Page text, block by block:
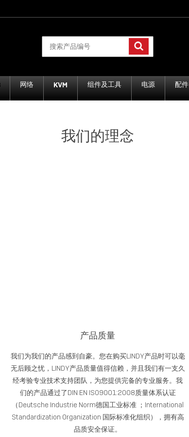
网络 KVM 组件及工具 电源 配件
我们的理念
产品质量
我们为我们的产品感到自豪。您在购买LINDY产品时可以毫
无后顾之忧，LINDY产品质量值得信赖，并且我们有一支久
经考验专业技术支持团队，为您提供完备的专业服务。我
们的产品通过了DIN EN ISO9001:2008质量体系认证
（Deutsche Industrie Norm德国工业标准 ；International
Standardization Organization 国际标准化组织），拥有高
品质安全保证。